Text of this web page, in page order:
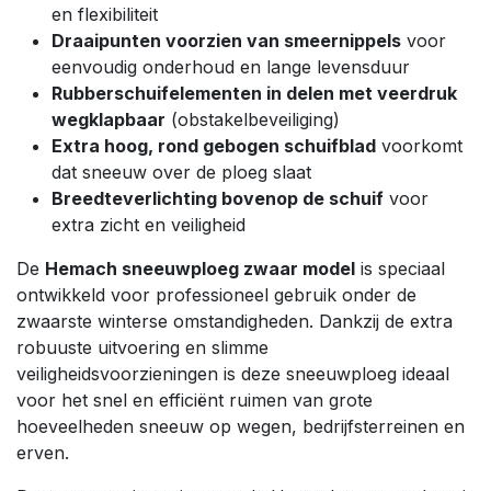
en flexibiliteit
Draaipunten voorzien van smeernippels voor
eenvoudig onderhoud en lange levensduur
Rubberschuifelementen in delen met veerdruk
wegklapbaar (obstakelbeveiliging)
Extra hoog, rond gebogen schuifblad voorkomt
dat sneeuw over de ploeg slaat
Breedteverlichting bovenop de schuif voor
extra zicht en veiligheid
De Hemach sneeuwploeg zwaar model is speciaal
ontwikkeld voor professioneel gebruik onder de
zwaarste winterse omstandigheden. Dankzij de extra
robuuste uitvoering en slimme
veiligheidsvoorzieningen is deze sneeuwploeg ideaal
voor het snel en efficiënt ruimen van grote
hoeveelheden sneeuw op wegen, bedrijfsterreinen en
erven.